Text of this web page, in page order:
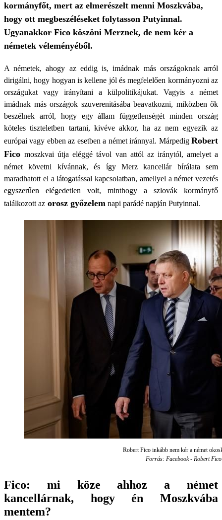
kormányfőt, mert az elmerészelt menni Moszkvába,
hogy ott megbeszéléseket folytasson Putyinnal.
Ugyanakkor Fico köszöni Merznek, de nem kér a
németek véleményéből.
A németek, ahogy az eddig is, imádnak más országoknak arról
dirigálni, hogy hogyan is kellene jól és megfelelően kormányozni az
országukat vagy irányítani a külpolitikájukat. Vagyis a német
imádnak más országok szuverenitásába beavatkozni, miközben ők
beszélnek arról, hogy egy állam függetlenségét minden ország
köteles tiszteletben tartani, kivéve akkor, ha az nem egyezik az
európai vagy ebben az esetben a német iránnyal. Márpedig Robert
Ficomoszkvai útja eléggé távol van attól az iránytól, amelyet a
német követni kívánnak, és így Merz kancellár bírálata sem
maradhatott el a látogatással kapcsolatban, amellyel a német vezetés
egyszerűen elégedetlen volt, minthogy a szlovák kormányfő
találkozott az orosz győzelem napi parádé napján Putyinnal.
Robert Fico inkább nem kér a német
Forrás: Facebook - Robert Fico
Fico: mi köze ahhoz a német
kancellárnak, hogy én Moszkvába
mentem?